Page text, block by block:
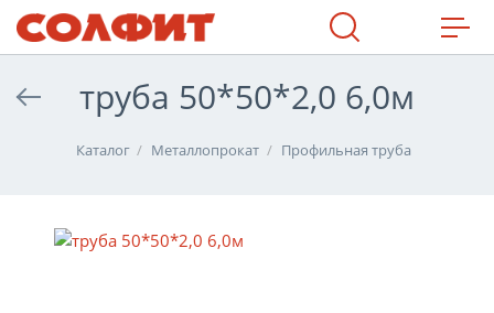
МАХ
труба 50*50*2,0 6,0м
Каталог Металлопрокат Профильная труба